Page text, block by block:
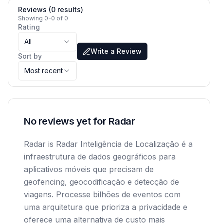
Reviews (0 results)
Showing 0-0 of 0
Rating
All
Sort by
Most recent
Write a Review
No reviews yet for Radar
Radar is Radar Inteligência de Localização é a
infraestrutura de dados geográficos para
aplicativos móveis que precisam de
geofencing, geocodificação e detecção de
viagens. Processe bilhões de eventos com
uma arquitetura que prioriza a privacidade e
oferece uma alternativa de custo mais